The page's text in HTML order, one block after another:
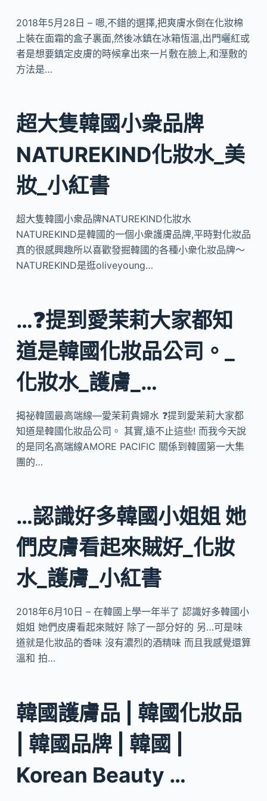
2018年5月28日 – 嗯,不錯的選擇,把爽膚水倒在化妝棉
上裝在面霜的盒子裏面,然後冰鎮在冰箱恆溫,出門曬紅或
者是想要鎮定皮膚的時候拿出來一片敷在臉上,和溼敷的
方法是…
超大隻韓國小衆品牌
NATUREKIND化妝水_美
妝_小紅書
超大隻韓國小衆品牌NATUREKIND化妝水
NATUREKIND是韓國的一個小衆護膚品牌,平時對化妝品
真的很感興趣所以喜歡發掘韓國的各種小衆化妝品牌～
NATUREKIND是逛oliveyoung…
…❓提到愛茉莉大家都知
道是韓國化妝品公司。_
化妝水_護膚_…
揭祕韓國最高端線—愛茉莉貴婦水 ❓提到愛茉莉大家都
知道是韓國化妝品公司。 其實,遠不止這些! 而我今天說
的是同名高端線AMORE PACIFIC 關係到韓國第一大集
團的…
…認識好多韓國小姐姐 她
們皮膚看起來賊好_化妝
水_護膚_小紅書
2018年6月10日 – 在韓國上學一年半了 認識好多韓國小
姐姐 她們皮膚看起來賊好 除了一部分好的 另…可是味
道就是化妝品的香味 沒有濃烈的酒精味 而且我感覺還算
溫和 拍…
韓國護膚品 | 韓國化妝品
| 韓國品牌 | 韓國 |
Korean Beauty …